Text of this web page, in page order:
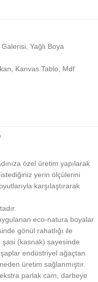
Galerisi, Yağlı Boya
, Kanvas Tablo, Mdf
özel üretim yapılarak
yerin ölçülerini
karşılaştırarak
eco-natura boyalar
gönül rahatlığı ile
şasi (kasnak) sayesinde
endüstriyel ağaçtan
üretim sağlanmıştır.
parlak cam, darbeye